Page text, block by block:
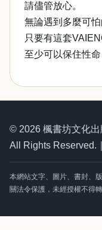
請儘管放心。
無論遇到多麼可怕
只要有這套
至少可以保住性
© 2026 楓書坊文化出
All Rights Reserved.
本網站文字、圖片、書封、
關法令保護，未經授權不得